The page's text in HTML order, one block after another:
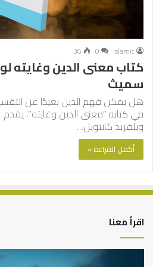
islamic
0
36
كتاب معنى الدين وغايته
سميث
هل يمكن فهم الدين بعيدًا عن
في كتابه “معنى الدين وغايته”،
ويلفريد كانتويل…
أكمل القراءة »
اقرأ معنا
كيف